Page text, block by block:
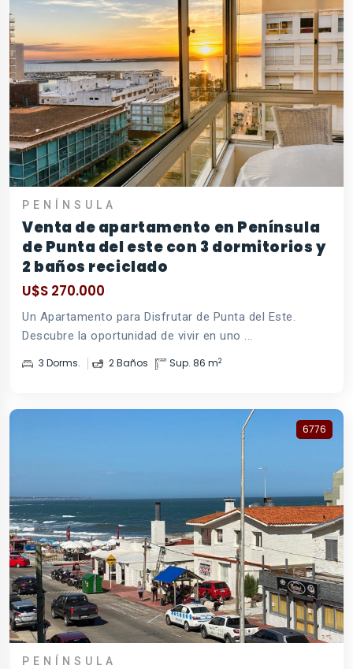
PENÍNSULA
Venta de apartamento en Península
de Punta del este con 3 dormitorios y
2 baños reciclado
U$S 270.000
Un Apartamento para Disfrutar de Punta del Este.
Descubre la oportunidad de vivir en uno ...
3 Dorms. 2 Baños Sup. 86 m2
6776
PENÍNSULA